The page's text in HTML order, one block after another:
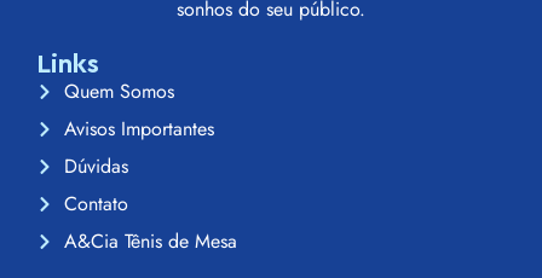
sonhos do seu público.
Links
Quem Somos
Avisos Importantes
Dúvidas
Contato
A&Cia Tênis de Mesa